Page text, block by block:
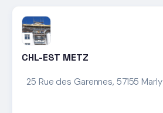
CHL-EST METZ
25 Rue des Garennes, 57155 Marly